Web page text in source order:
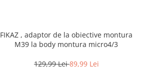
FIKAZ , adaptor de la obiective montura
M39 la body montura micro4/3
129,99 Lei89,99 Lei